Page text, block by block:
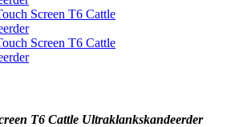
T6 Cattle Ultraklankskandeerder